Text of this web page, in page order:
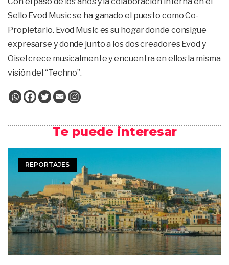
Sello Evod Music se ha ganado el puesto como Co-
Propietario. Evod Music es su hogar donde consigue
expresarse y donde junto a los dos creadores Evod y
Oisel crece musicalmente y encuentra en ellos la misma
visión del “Techno”.
Te puede interesar
REPORTAJES